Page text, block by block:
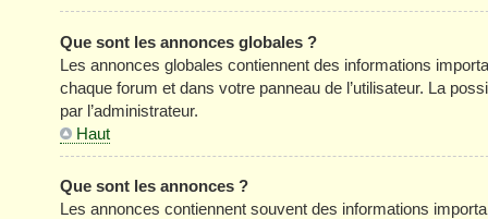
Que sont les annonces globales ?
Les annonces globales contiennent des informations
chaque forum et dans votre panneau de l’utilisateur. La
par l’administrateur.
Haut
Que sont les annonces ?
Les annonces contiennent souvent des informations